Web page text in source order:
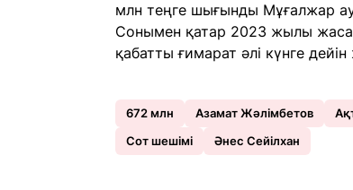
млн теңге шығынды Мұғалжар
Сонымен қатар 2023 жылы
қабатты ғимарат әлі күнге
672 млн Азамат Жәлімбетов
Сот шешімі
Әнес Сейілхан